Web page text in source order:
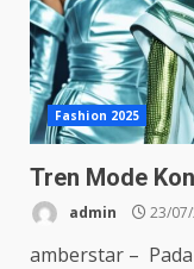
Fashion 2025
Tren Mode
admin 23/
amberstar –